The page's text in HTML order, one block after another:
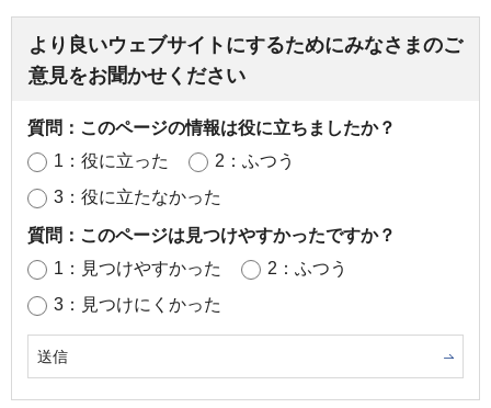
より良いウェブサイトにするためにみなさまのご
意見をお聞かせください
質問：このページの情報は役に立ちましたか？
1：役に立った
2：ふつう
3：役に立たなかった
質問：このページは見つけやすかったですか？
1：見つけやすかった
2：ふつう
3：見つけにくかった